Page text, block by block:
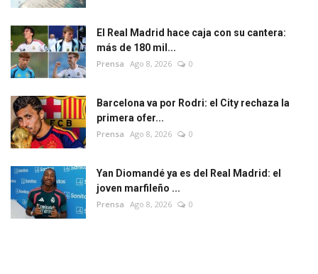
El Real Madrid hace caja con su cantera:
más de 180 mil...
Prensa Ago 8, 2026 0
Barcelona va por Rodri: el City rechaza la
primera ofer...
Prensa Ago 8, 2026 0
Yan Diomandé ya es del Real Madrid: el
joven marfileño ...
Prensa Ago 8, 2026 0